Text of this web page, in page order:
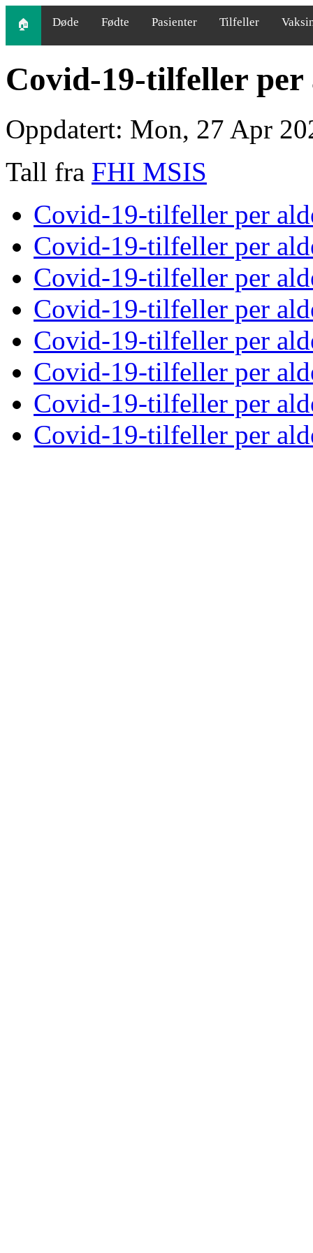
🏠 Døde Fødte Pasienter Tilfeller
Covid-19-tilfeller per
Oppdatert: Mon, 27 Apr
Tall fra FHI MSIS
Covid-19-tilfeller per
Covid-19-tilfeller per
Covid-19-tilfeller per
Covid-19-tilfeller per
Covid-19-tilfeller per
Covid-19-tilfeller per
Covid-19-tilfeller per
Covid-19-tilfeller per